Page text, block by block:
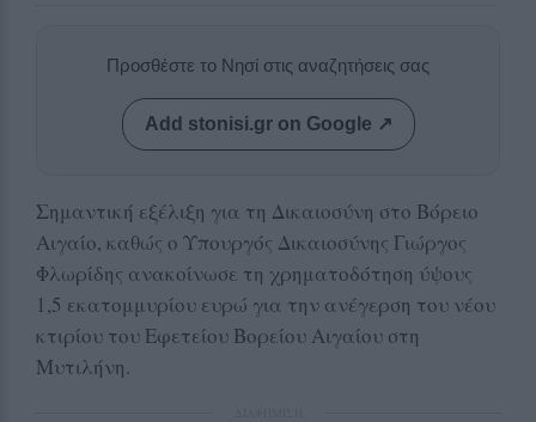
Προσθέστε το Νησί στις αναζητήσεις σας
Add stonisi.gr on Google ↗
Σημαντική εξέλιξη για τη Δικαιοσύνη στο Βόρειο
Αιγαίο, καθώς ο Υπουργός Δικαιοσύνης Γιώργος
Φλωρίδης ανακοίνωσε τη χρηματοδότηση ύψους
1,5 εκατομμυρίου ευρώ για την ανέγερση του νέου
κτιρίου του Εφετείου Βορείου Αιγαίου στη
Μυτιλήνη.